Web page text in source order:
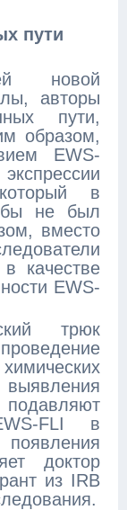
пути
новой
авторы
пути,
образом,
EWS-
в
бы не был
вместо
качестве
EWS-
трюк
FLI в
доктор
из IRB